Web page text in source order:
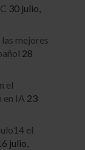
30 julio,
mejores
28
el
en IA 23
el
julio,